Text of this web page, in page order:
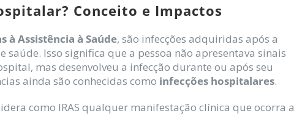
Conceito e Impactos
à Assistência à Saúde, são infecções adquiridas após a
Isso significa que a pessoa não apresentava sinais
mas desenvolveu a infecção durante ou após seu
ainda são conhecidas como infecções hospitalares.
como IRAS qualquer manifestação clínica que ocorra a